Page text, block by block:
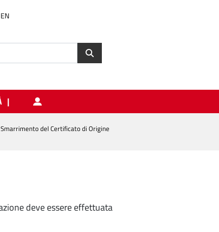
EN
Smarrimento del Certificato di Origine
deve essere effettuata